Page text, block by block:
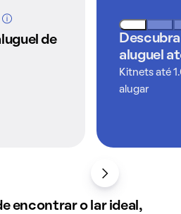
imóveis
pelo de
aluguel
Kitnets até
alugar
encontrar o lar ideal,